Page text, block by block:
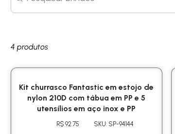
4 produtos
Kit churrasco Fantastic em estojo de
nylon 210D com tábua em PP e 5
utensílios em aço inox e PP
R$ 92.75 SKU: SP-94144